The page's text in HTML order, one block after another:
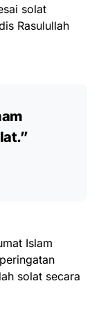
solat
Rasulullah
Islam
solat secara